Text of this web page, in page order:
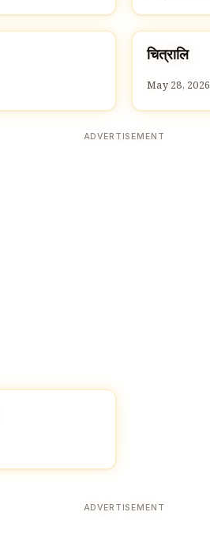
Cच
चित्रालि
May 28, 2026
ADVERTISEMENT
ADVERTISEMENT